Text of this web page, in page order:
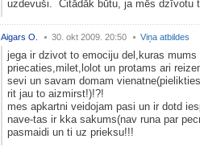
uzdevuši. Citādāk būtu, ja mēs dzīvotu
Aigars O. 30. okt 2009. 20:50 Viņa atbildes
jega ir dzivot to emociju del,kuras
priecaties,milet,lolot un protams ari
sevi un savam domam
rit jau to aizmirst!)!?!
mes apkartni veidojam pasi un ir dotd
nave-tas ir kka sakums(nav runa par
pasmaidi un ti uz prieksu!!!